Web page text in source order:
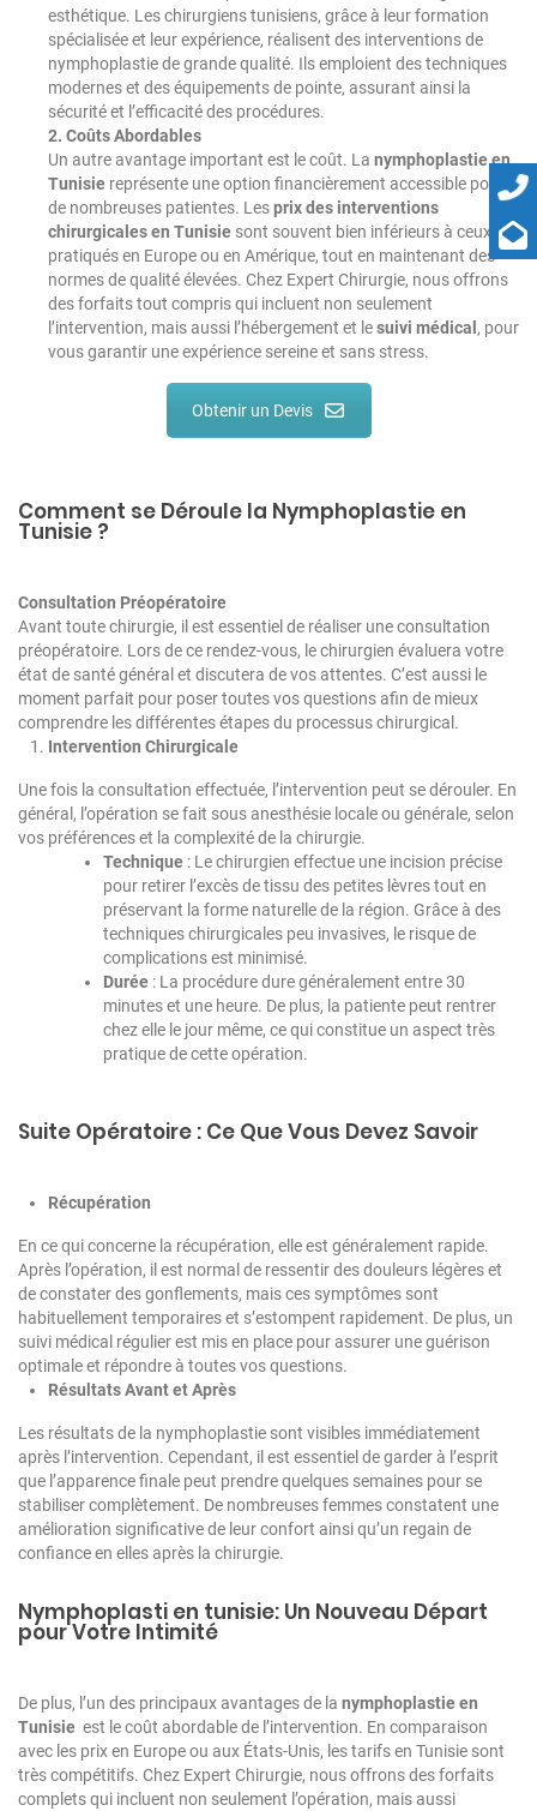
esthétique. Les chirurgiens tunisiens, grâce à leur formation
spécialisée et leur expérience, réalisent des interventions de
nymphoplastie de grande qualité. Ils emploient des techniques
modernes et des équipements de pointe, assurant ainsi la
sécurité et l’efficacité des procédures.
2. Coûts Abordables
Un autre avantage important est le coût. La nymphoplastie en
Tunisie représente une option financièrement accessible pour
de nombreuses patientes. Lesprix des interventions
chirurgicales en Tunisie sont souvent bien inférieurs à ceux
pratiqués en Europe ou en Amérique, tout en maintenant des
normes de qualité élevées. Chez Expert Chirurgie, nous offrons
des forfaits tout compris qui incluent non seulement
l’intervention, mais aussi l’hébergement et lesuivi médical , pour
vous garantir une expérience sereine et sans stress.
Obtenir un Devis
Comment se Déroule la Nymphoplastie en
Tunisie ?
Consultation Préopératoire
Avant toute chirurgie, il est essentiel de réaliser une consultation
préopératoire. Lors de ce rendez-vous, le chirurgien évaluera votre
état de santé général et discutera de vos attentes. C’est aussi le
moment parfait pour poser toutes vos questions afin de mieux
comprendre les différentes étapes du processus chirurgical.
Intervention Chirurgicale
Une fois la consultation effectuée, l’intervention peut se dérouler. En
général, l’opération se fait sous anesthésie locale ou générale, selon
vos préférences et la complexité de la chirurgie.
Technique : Le chirurgien effectue une incision précise
pour retirer l’excès de tissu des petites lèvres tout en
préservant la forme naturelle de la région. Grâce à des
techniques chirurgicales peu invasives, le risque de
complications est minimisé.
Durée : La procédure dure généralement entre 30
minutes et une heure. De plus, la patiente peut rentrer
chez elle le jour même, ce qui constitue un aspect très
pratique de cette opération.
Suite Opératoire : Ce Que Vous Devez Savoir
Récupération
En ce qui concerne la récupération, elle est généralement rapide.
Après l’opération, il est normal de ressentir des douleurs légères et
de constater des gonflements, mais ces symptômes sont
habituellement temporaires et s’estompent rapidement. De plus, un
suivi médical régulier est mis en place pour assurer une guérison
optimale et répondre à toutes vos questions.
Résultats Avant et Après
Les résultats de la nymphoplastie sont visibles immédiatement
après l’intervention. Cependant, il est essentiel de garder à l’esprit
que l’apparence finale peut prendre quelques semaines pour se
stabiliser complètement. De nombreuses femmes constatent une
amélioration significative de leur confort ainsi qu’un regain de
confiance en elles après la chirurgie.
Nymphoplasti en tunisie: Un Nouveau Départ
pour Votre Intimité
De plus, l’un des principaux avantages de la nymphoplastie en
Tunisie est le coût abordable de l’intervention. En comparaison
avec les prix en Europe ou aux États-Unis, les tarifs en Tunisie sont
très compétitifs. Chez Expert Chirurgie, nous offrons des forfaits
complets qui incluent non seulement l’opération, mais aussi